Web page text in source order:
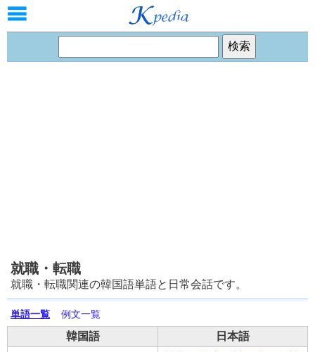
就職・転職
就職・転職関連の韓国語単語と日常会話です。
単語一覧 例文一覧
韓国語 日本語